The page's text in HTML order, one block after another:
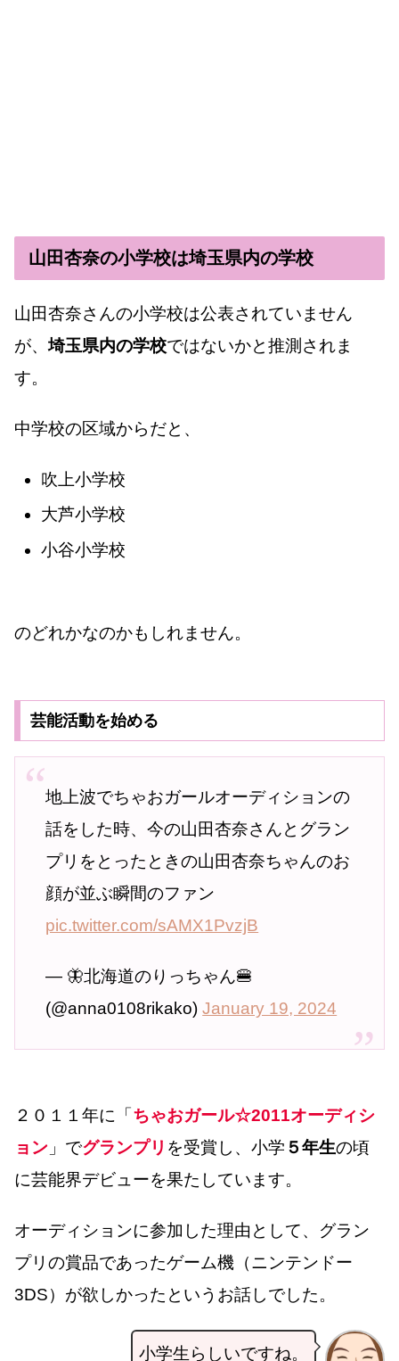
山田杏奈の小学校は埼玉県内の学校
山田杏奈さんの小学校は公表されていません
が、埼玉県内の学校ではないかと推測されま
す。
中学校の区域からだと、
吹上小学校
大芦小学校
小谷小学校
のどれかなのかもしれません。
芸能活動を始める
地上波でちゃおガールオーディションの
話をした時、今の山田杏奈さんとグラン
プリをとったときの山田杏奈ちゃんのお
顔が並ぶ瞬間のファン
pic.twitter.com/sAMX1PvzjB
— 🦋北海道のりっちゃん🍔
(@anna0108rikako)January 19, 2024
２０１１年に「 ちゃおガール☆2011オーディシ
ョン 」でグランプリ を受賞し、小学 ５年生の頃
に芸能界デビューを果たしています。
オーディションに参加した理由として、グラン
プリの賞品であったゲーム機（ニンテンドー
3DS）が欲しかったというお話しでした。
小学生らしいですね。